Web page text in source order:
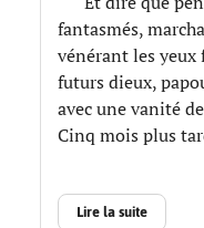
fantasmés,
vénérant les yeux
futurs dieux,
avec une vanité
Cinq mois plus
Lire la suite